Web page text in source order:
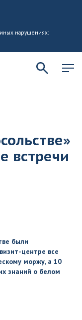
нарушениях:
встречи
были
центре все
моржу, а 10
знаний о белом